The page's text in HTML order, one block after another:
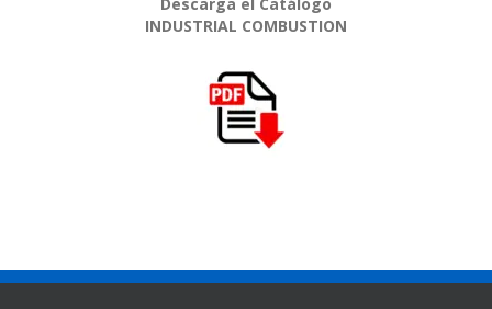
INDUSTRIAL COMBUSTION